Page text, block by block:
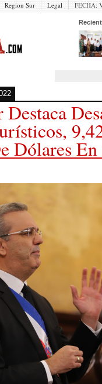
Region Sur Legal FECHA:
Destaca
Dólares